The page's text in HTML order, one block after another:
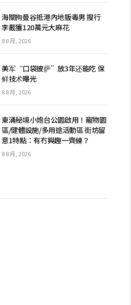
海關拘曼谷抵港內地販毒男 搜行
李截獲120萬元大麻花
8 8 月, 2026
美军“口袋披萨”放3年还能吃 保
鲜技术曝光
8 8 月, 2026
東涌秘境小炮台公園啟用！寵物園
區/健體設施/多用途活動區 街坊留
意1特點：有冇興趣一齊練？
8 8 月, 2026